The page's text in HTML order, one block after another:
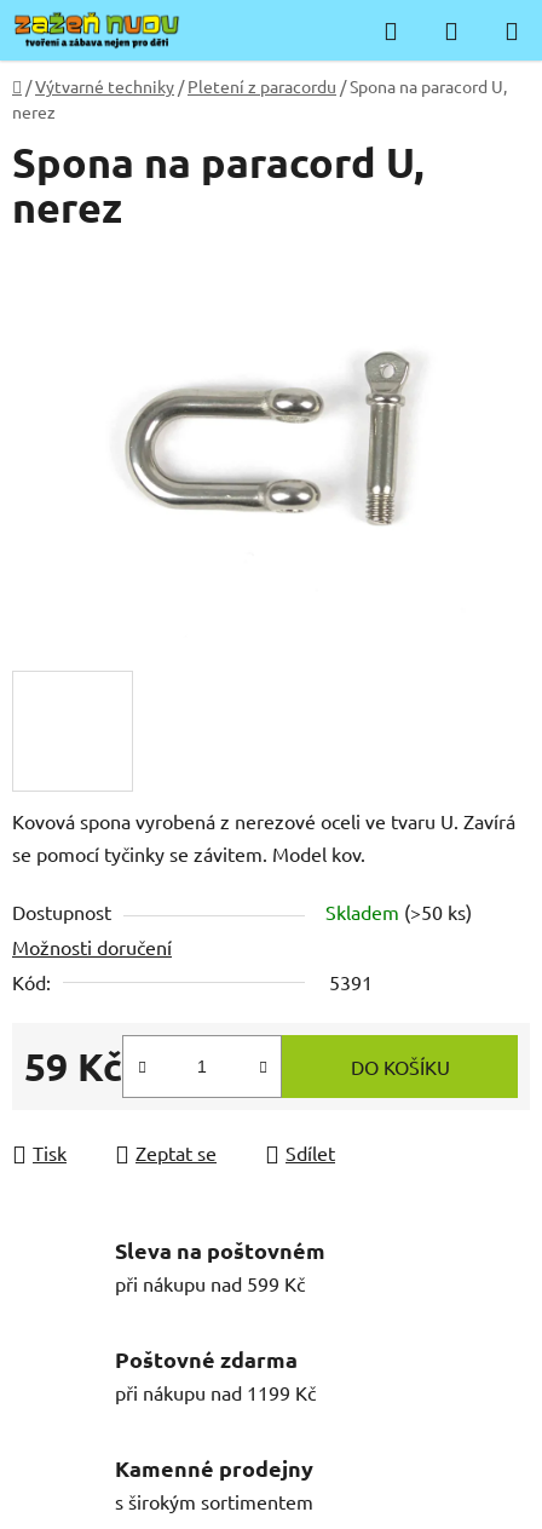
Přejít
na
obsah
Hledat
KOŠÍK
Domů
/Výtvarné techniky / Pletení z paracordu /Spona na paracord U,
nerez
Kovová spona vyrobená z nerezové oceli ve tvaru U. Zavírá
se pomocí tyčinky se závitem. Model kov.
Dostupnost Skladem (>50 ks)
Možnosti doručení
Kód:
5391
59 Kč
Měrná cena:
DO KOŠÍKU
Tisk Zeptat se Sdílet
Spona na paracord U,
nerez
Sleva na poštovném
při nákupu nad 599 Kč
Poštovné zdarma
při nákupu nad 1199 Kč
Kamenné prodejny
s širokým sortimentem